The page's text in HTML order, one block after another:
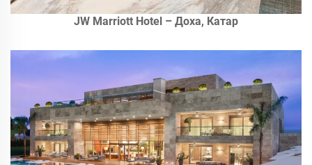
JW Marriott Hotel – Доха, Катар